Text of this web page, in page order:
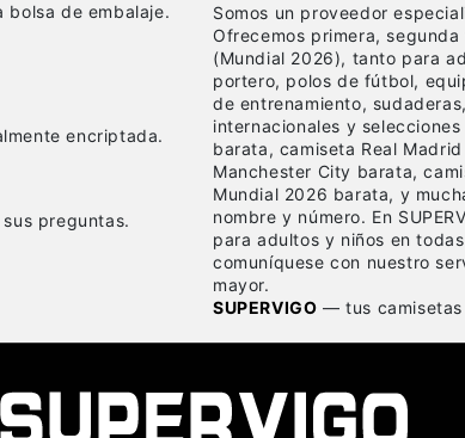
bolsa de embalaje.
encriptada.
preguntas.
Somos un proveedor
Ofrecemos primera,
(Mundial 2026), tanto para
portero, polos de fútbol,
de entrenamiento,
internacionales y
barata, camiseta Real
Manchester City barata,
Mundial 2026 barata, y
nombre y número. En
para adultos y niños en
comuníquese con nuestro
mayor.
SUPERVIGO — tus